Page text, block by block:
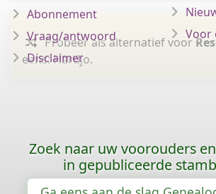
Probeer als alternatief voor
eens: Hardjo.
Abonnement
Vraag/antwoord
Disclaimer
Voor
Zoek naar uw voorouders
in gepubliceerde